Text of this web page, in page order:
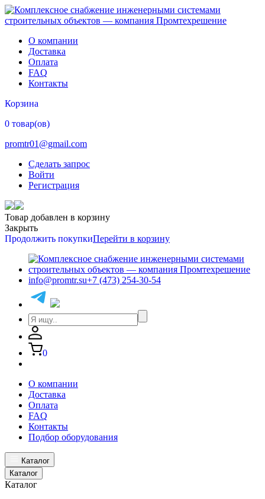
О компании
Доставка
Оплата
FAQ
Контакты
Корзина
0 товар(ов)
promtr01@gmail.com
Сделать запрос
Войти
Регистрация
Товар добавлен в корзину
Закрыть
Продолжить покупкиПерейти в корзину
info@promtr.su+7 (473) 254-30-54
0
О компании
Доставка
Оплата
FAQ
Контакты
Подбор оборудования
Каталог
Каталог
Каталог